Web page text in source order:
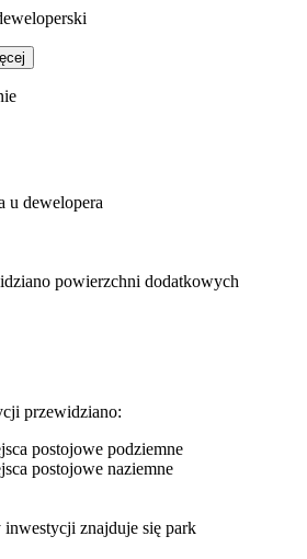
u dewelopera
powierzchni dodatkowych
przewidziano:
postojowe podziemne
postojowe naziemne
znajduje się park